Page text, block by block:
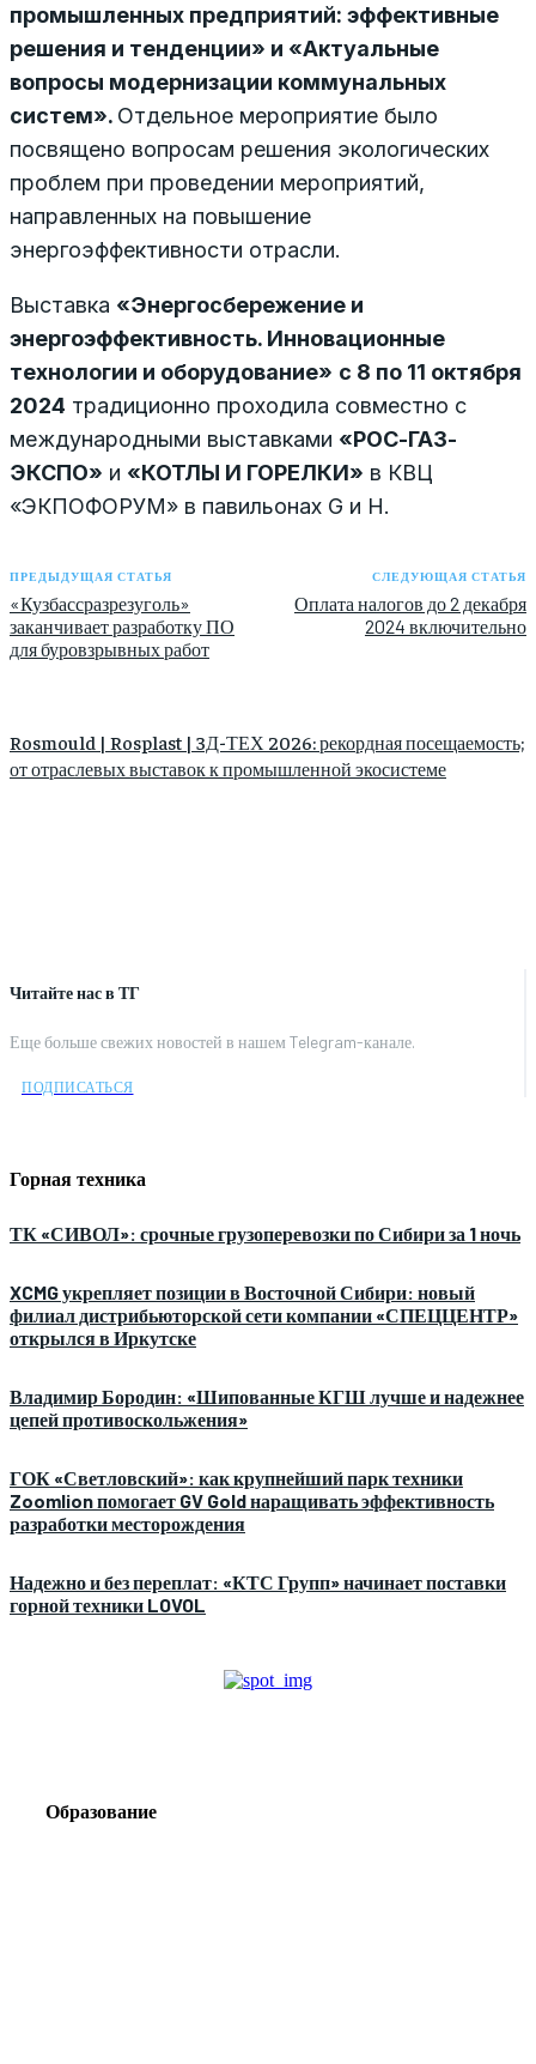
Читайте нас в ТГ
Еще больше свежих новостей в нашем Telegram-канале.
ПОДПИСАТЬСЯ
Горная техника
ТК «СИВОЛ»: срочные грузоперевозки по Сибири за 1 ночь
XCMG укрепляет позиции в Восточной Сибири: новый
филиал дистрибьюторской сети компании «СПЕЦЦЕНТР»
открылся в Иркутске
Владимир Бородин: «Шипованные КГШ лучше и надежнее
цепей противоскольжения»
ГОК «Светловский»: как крупнейший парк техники
Zoomlion помогает GV Gold наращивать эффективность
разработки месторождения
Надежно и без переплат: «КТС Групп» начинает поставки
горной техники LOVOL
Образование
промышленных предприятий: эффективные
решения и тенденции» и «Актуальные
вопросы модернизации коммунальных
систем». Отдельное мероприятие было
посвящено вопросам решения экологических
проблем при проведении мероприятий,
направленных на повышение
энергоэффективности отрасли.
Выставка «Энергосбережение и
энергоэффективность. Инновационные
технологии и оборудование» c 8 по 11 октября
2024 традиционно проходила совместно с
международными выставками «РОС-ГАЗ-
ЭКСПО» и «КОТЛЫ И ГОРЕЛКИ» в КВЦ
«ЭКПОФОРУМ» в павильонах G и H.
ПРЕДЫДУЩАЯ СТАТЬЯ
«Кузбассразрезуголь»
заканчивает разработку ПО
для буровзрывных работ
СЛЕДУЮЩАЯ СТАТЬЯ
Оплата налогов до 2 декабря
2024 включительно
Rosmould | Rosplast | 3Д-ТЕХ 2026: рекордная посещаемость;
от отраслевых выставок к промышленной экосистеме